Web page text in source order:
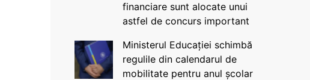
financiare sunt alocate unui
astfel de concurs important
Ministerul Educației schimbă
regulile din calendarul de
mobilitate pentru anul școlar